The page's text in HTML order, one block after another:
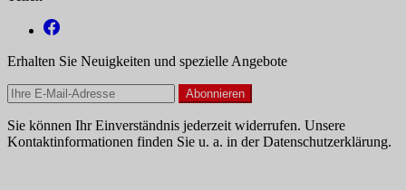
Erhalten Sie Neuigkeiten und spezielle Angebote
Sie können Ihr Einverständnis jederzeit widerrufen. Unsere
Kontaktinformationen finden Sie u. a. in der Datenschutzerklärung.